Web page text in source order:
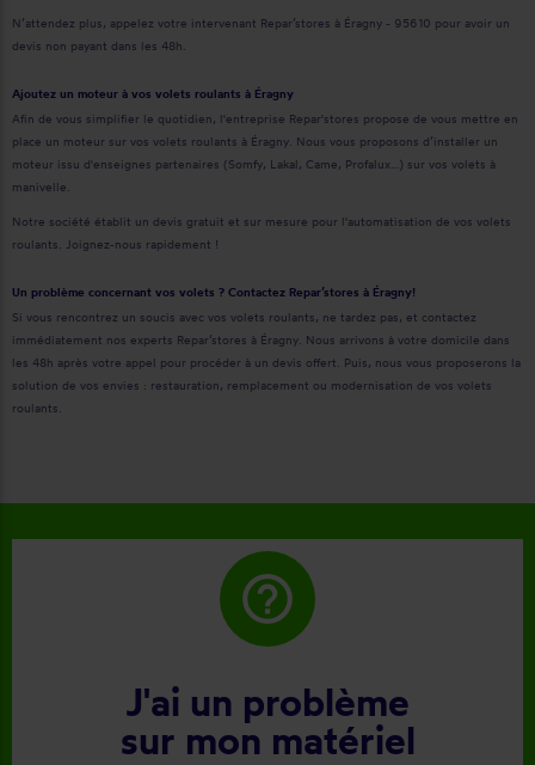
N’attendez plus, appelez votre intervenant Repar’stores à Éragny - 95610 pour avoir un
devis non payant dans les 48h.
Ajoutez un moteur à vos volets roulants à Éragny
Afin de vous simplifier le quotidien, l'entreprise Repar'stores propose de vous mettre en
place un moteur sur vos volets roulants à Éragny. Nous vous proposons d’installer un
moteur issu d'enseignes partenaires (Somfy, Lakal, Came, Profalux…) sur vos volets à
manivelle.
Notre société établit un devis gratuit et sur mesure pour l'automatisation de vos volets
roulants. Joignez-nous rapidement !
Un problème concernant vos volets ? Contactez Repar’stores à Éragny!
Si vous rencontrez un soucis avec vos volets roulants, ne tardez pas, et contactez
immédiatement nos experts Repar’stores à Éragny. Nous arrivons à votre domicile dans
les 48h après votre appel pour procéder à un devis offert. Puis, nous vous proposerons la
solution de vos envies : restauration, remplacement ou modernisation de vos volets
roulants.
help_outline
J'ai un problème
sur mon matériel